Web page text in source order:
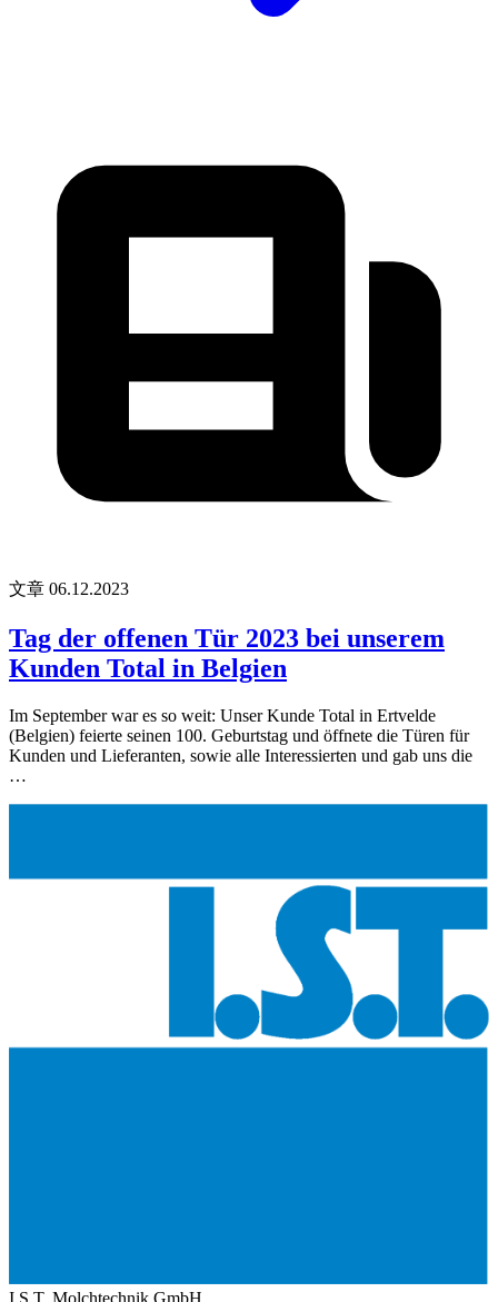
文章 06.12.2023
Tag der offenen Tür 2023 bei unserem
Kunden Total in Belgien
Im September war es so weit: Unser Kunde Total in Ertvelde
(Belgien) feierte seinen 100. Geburtstag und öffnete die Türen für
Kunden und Lieferanten, sowie alle Interessierten und gab uns die
…
I.S.T. Molchtechnik GmbH